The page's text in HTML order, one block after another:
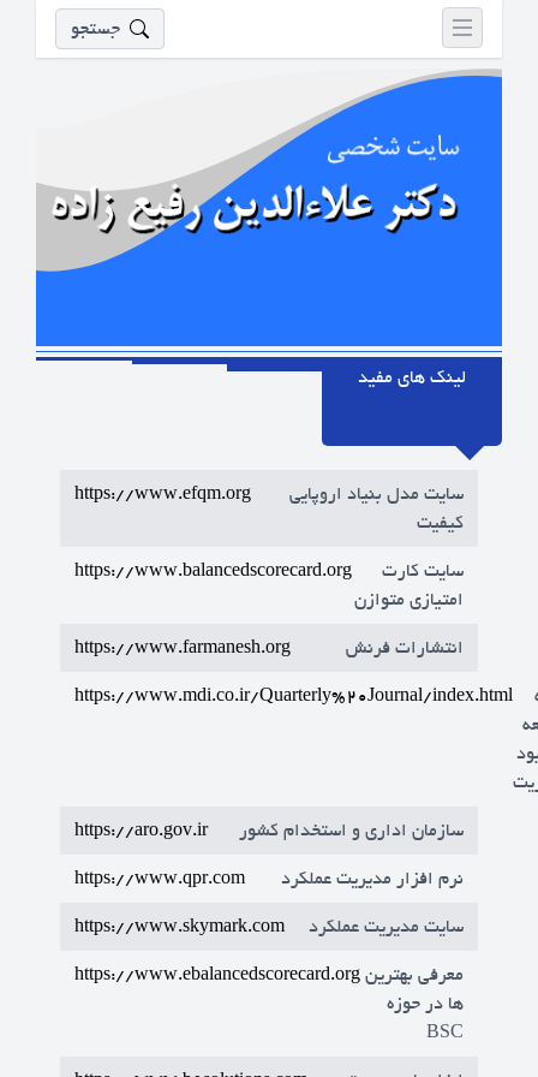
جستجو
لینک های مفید
https://www.efqm.org
سایت مدل بنیاد اروپایی
کیفیت
https://www.balancedscorecard.org
سایت کارت
امتیازی متوازن
https://www.farmanesh.org
انتشارات فرنش
https://www.mdi.co.ir/Quarterly%20Journal/index.html
https://aro.gov.ir
سازمان اداري و استخدام کشور
https://www.qpr.com
نرم افزار مدیریت عملکرد
https://www.skymark.com
سایت مدیریت عملکرد
https://www.ebalancedscorecard.orgمعرفی بهترین
ها در حوزه
BSC